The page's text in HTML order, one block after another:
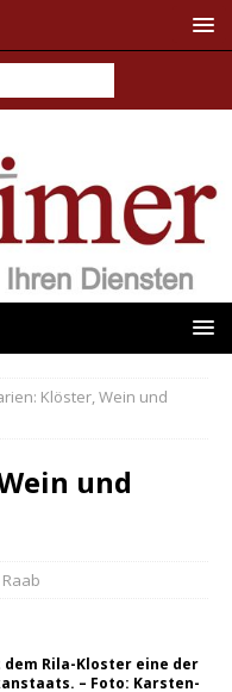
Klöster, Wein und
und
Rila-Kloster eine der
– Foto: Karsten-